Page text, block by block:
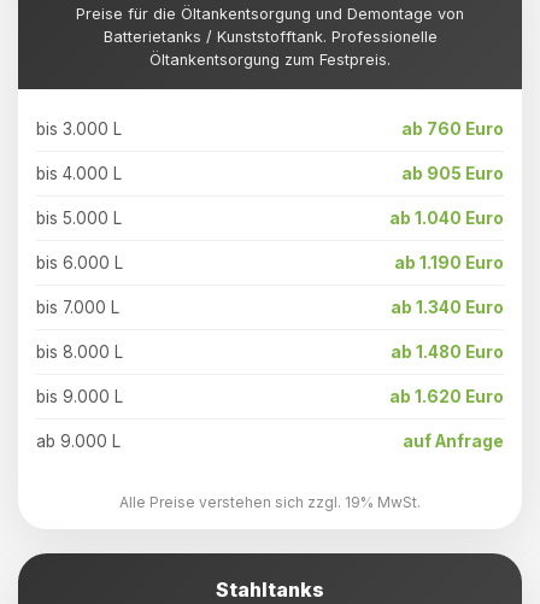
Preise für die Öltankentsorgung und Demontage von
Batterietanks / Kunststofftank. Professionelle
Öltankentsorgung zum Festpreis.
bis 3.000 L ab 760 Euro
bis 4.000 L ab 905 Euro
bis 5.000 L ab 1.040 Euro
bis 6.000 L ab 1.190 Euro
bis 7.000 L ab 1.340 Euro
bis 8.000 L ab 1.480 Euro
bis 9.000 L ab 1.620 Euro
ab 9.000 L auf Anfrage
Alle Preise verstehen sich zzgl. 19% MwSt.
Stahltanks